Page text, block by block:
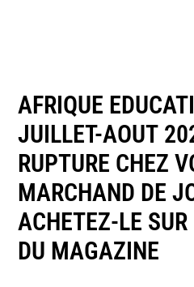
AFRIQUE
JUILLET-AOUT
RUPTURE CHEZ
MARCHAND DE
ACHETEZ-LE
DU MAGAZINE